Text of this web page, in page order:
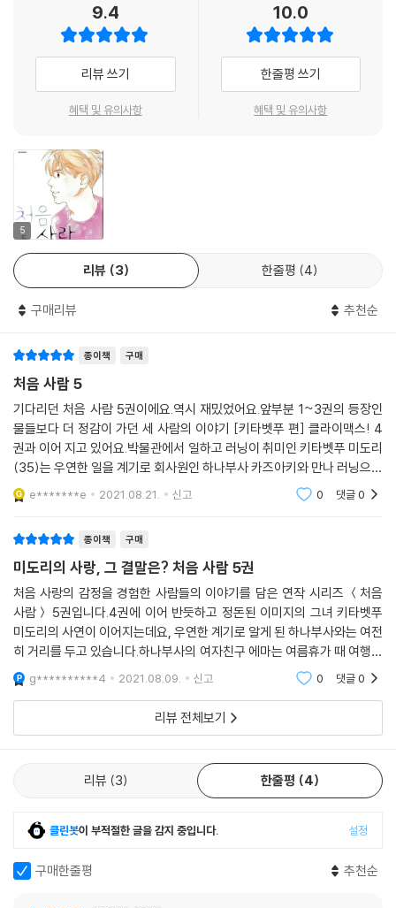
9.4
리뷰 쓰기
혜택 및 유의사항
10.0
한줄평 쓰기
혜택 및 유의사항
5
리뷰 3 한줄평 4
구매리뷰 추천순
종이책 구매
처음 사람 5
기다리던 처음 사람 5권이에요.역시 재밌었어요.앞부분 1~3권의 등장인
물들보다 더 정감이 가던 세 사람의 이야기 [키타벳푸 편] 클라이맥스! 4
권과 이어 지고 있어요.박물관에서 일하고 러닝이 취미인 키타벳푸 미도리
(35)는 우연한 일을 계기로 회사원인 하나부사 카즈아키와 만나 러닝으로
의기투합 합니다.그의 밝은 성격에 점점 빠져들었지만, 하나부사에게는 여
자 친구가 있습니다.
e*******e 2021.08.21. 신고 0 댓글0
종이책 구매
미도리의 사랑, 그 결말은? 처음 사람 5권
처음 사랑의 감정을 경험한 사람들의 이야기를 담은 연작 시리즈 ＜처음
사람＞ 5권입니다.4권에 이어 반듯하고 정돈된 이미지의 그녀 키타벳푸
미도리의 사연이 이어지는데요, 우연한 계기로 알게 된 하나부사와는 여전
히 거리를 두고 있습니다.하나부사의 여자친구 에마는 여름휴가 때 여행지
를 이미 정했지만, 주변의 결혼 이야기에 휩쓸려 자신의 본가인 시코쿠로
변경합니다. 하나부
g**********4 2021.08.09. 신고 0 댓글0
리뷰 전체보기
리뷰 3 한줄평 4
클린봇이 부적절한 글을 감지 중입니다. 설정
구매한줄평 추천순